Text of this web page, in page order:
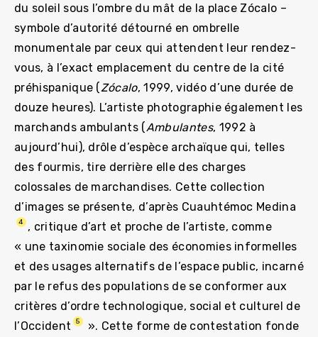
du soleil sous l’ombre du mât de la place Zócalo –
symbole d’autorité détourné en ombrelle
monumentale par ceux qui attendent leur rendez-
vous, à l’exact emplacement du centre de la cité
préhispanique (Zócalo, 1999, vidéo d’une durée de
douze heures). L’artiste photographie également les
marchands ambulants (Ambulantes, 1992 à
aujourd’hui), drôle d’espèce archaïque qui, telles
des fourmis, tire derrière elle des charges
colossales de marchandises. Cette collection
d’images se présente, d’après Cuauhtémoc Medina
4
, critique d’art et proche de l’artiste, comme
« une taxinomie sociale des économies informelles
et des usages alternatifs de l’espace public, incarné
par le refus des populations de se conformer aux
critères d’ordre technologique, social et culturel de
l’Occident
5
». Cette forme de contestation fonde